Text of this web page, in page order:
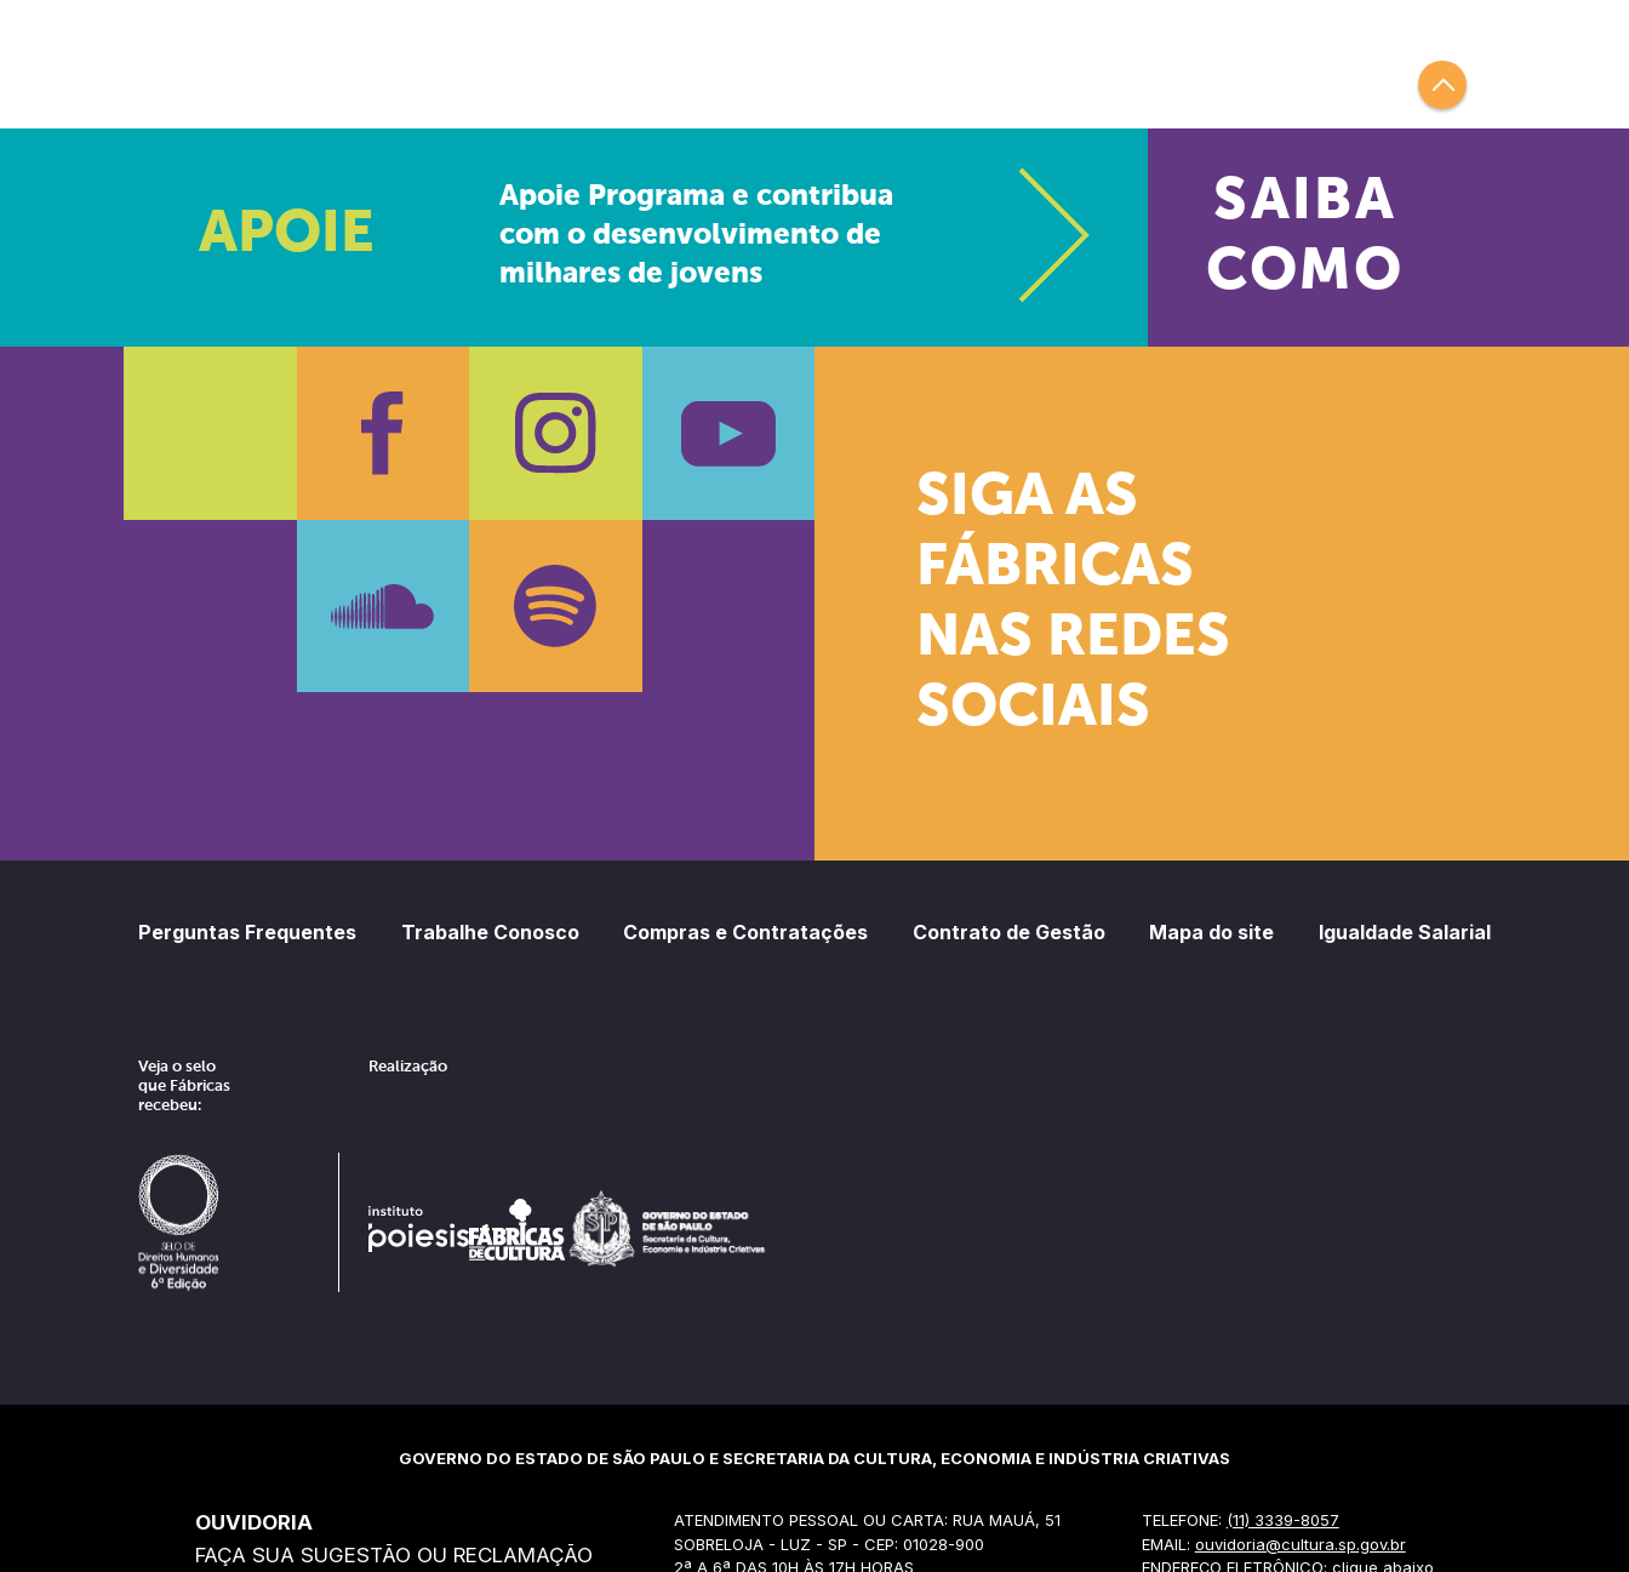
APOIE
Apoie Programa e contribua
com o desenvolvimento de
milhares de jovens
SAIBA
COMO
SIGA AS
FÁBRICAS
NAS REDES
SOCIAIS
FacebookInstagram
Perguntas Frequentes Trabalhe Conosco Compras e Contratações Contrato de Gestão Mapa do site Igualdade Salarial
Veja o selo
que Fábricas
recebeu:
Realização
GOVERNO DO ESTADO DE SÃO PAULO E SECRETARIA DA CULTURA, ECONOMIA E INDÚSTRIA CRIATIVAS
OUVIDORIA
FAÇA SUA SUGESTÃO OU RECLAMAÇÃO
ATENDIMENTO PESSOAL OU CARTA: RUA MAUÁ, 51
SOBRELOJA - LUZ - SP - CEP: 01028-900
2ª A 6ª DAS 10H ÀS 17H HORAS
TELEFONE: (11) 3339-8057
EMAIL: ouvidoria@cultura.sp.gov.br
ENDEREÇO ELETRÔNICO: clique abaixo